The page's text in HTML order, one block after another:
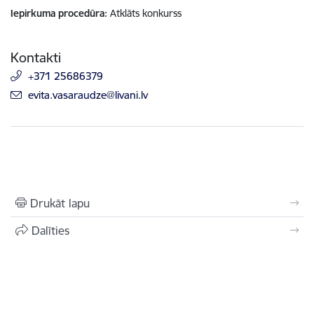
Iepirkuma procedūra Atklāts konkurss
Kontakti
+371 25686379
E-pasts:
evita.vasaraudze@livani.lv
Drukāt lapu
Dalīties